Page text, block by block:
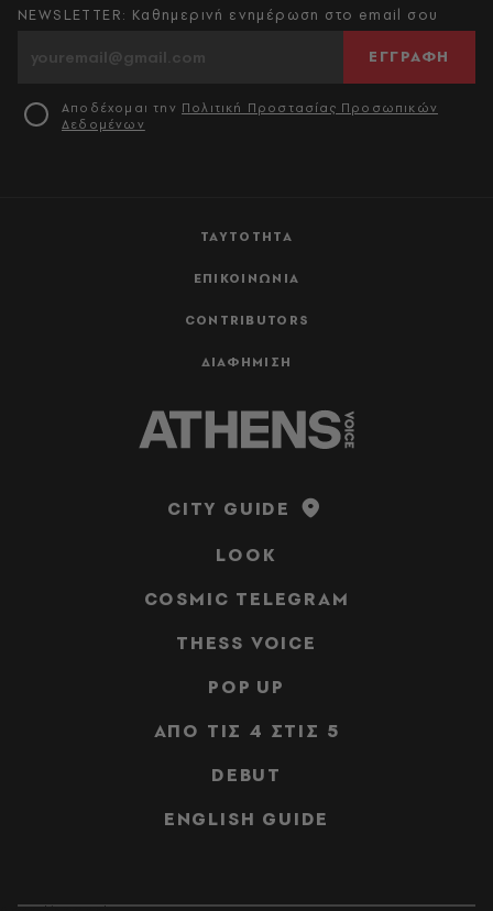
ΤΑΥΤΟΤΗΤΑ
ΕΠΙΚΟΙΝΩΝΙΑ
CONTRIBUTORS
ΔΙΑΦΗΜΙΣΗ
NEWSLETTER: Καθημερινή ενημέρωση στο email σου
ΕΓΓΡΑΦΗ
Αποδέχομαι την Πολιτική Προστασίας Προσωπικών
Δεδομένων
CITY GUIDE
LOOK
COSMIC TELEGRAM
THESS VOICE
POP UP
ΑΠΟ ΤΙΣ 4 ΣΤΙΣ 5
DEBUT
ENGLISH GUIDE